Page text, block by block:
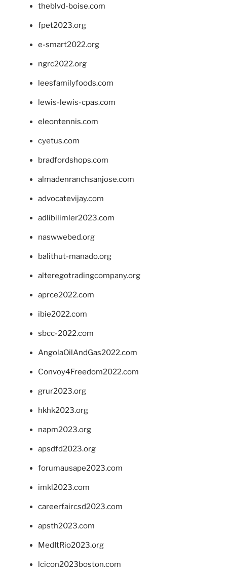
theblvd-boise.com
fpet2023.org
e-smart2022.org
ngrc2022.org
leesfamilyfoods.com
lewis-lewis-cpas.com
eleontennis.com
cyetus.com
bradfordshops.com
almadenranchsanjose.com
advocatevijay.com
adlibilimler2023.com
naswwebed.org
balithut-manado.org
alteregotradingcompany.org
aprce2022.com
ibie2022.com
sbcc-2022.com
AngolaOilAndGas2022.com
Convoy4Freedom2022.com
grur2023.org
hkhk2023.org
napm2023.org
apsdfd2023.org
forumausape2023.com
imkl2023.com
careerfaircsd2023.com
apsth2023.com
MedItRio2023.org
lcicon2023boston.com